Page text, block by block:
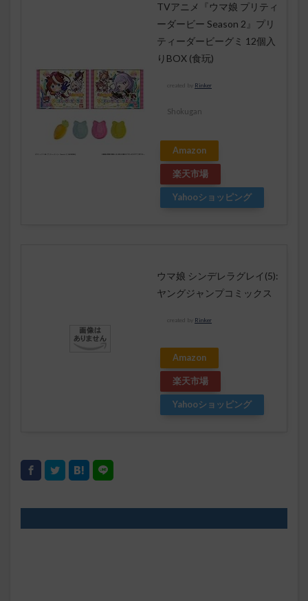
TVアニメ『ウマ娘 プリティ
ーダービー Season 2』プリ
ティーダービーグミ 12個入
りBOX (食玩)
created by Rinker
Shokugan
Amazon
楽天市場
Yahooショッピング
ウマ娘 シンデレラグレイ(5):
ヤングジャンプコミックス
created by Rinker
Amazon
楽天市場
Yahooショッピング